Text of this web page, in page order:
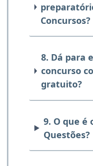
Concursos?
8. Dá para
concurso
gratuito?
9. O que é
Questões?